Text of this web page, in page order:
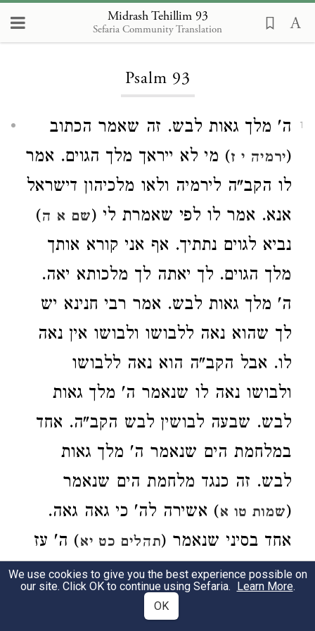
Midrash Tehillim 93
Sefaria Community Translation
Loading...
Psalm 93
1
ה' מלך גאות לבש. זה שאמר הכתוב
(ירמיה י ז) מי לא ייראך מלך הגוים. אמר
לו הקב"ה לירמיה ולאו מלכיהון דישראל
אנא. אמר לו לפי שאמרת לי (שם א ה)
נביא לגוים נתתיך. אף אני קורא אותך
מלך הגוים. לך יאתה לך מלכותא יאה.
ה' מלך גאות לבש. אמר רבי חנינא יש
לך שהוא נאה ללבושו ולבושו אין נאה
לו. אבל הקב"ה הוא נאה ללבושו
ולבושו נאה לו שנאמר ה' מלך גאות
לבש. שבעה לבושין לבש הקב"ה. אחד
במלחמת הים שנאמר ה' מלך גאות
לבש. זה כנגד מלחמת הים שנאמר
(שמות טו א) אשירה לה' כי גאה גאה.
אחד בסיני שנאמר (תהלים כט יא) ה' עז
לעמו יתן. כנגד עוז שנתן לעמו בסיני.
ואחד כנגד בבל שנאמר (
We use cookies to give you the best experience possible on
our site. Click OK to continue using Sefaria. Learn More.
OK